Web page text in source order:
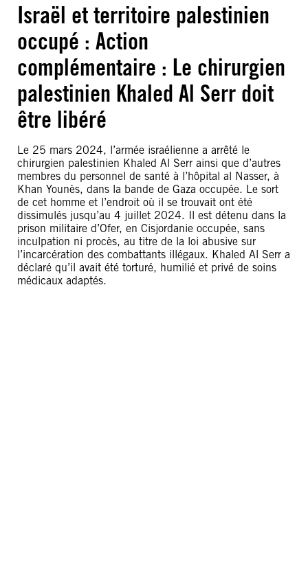
Israël et territoire palestinien
occupé : Action
complémentaire : Le chirurgien
palestinien Khaled Al Serr doit
être libéré
Le 25 mars 2024, l’armée israélienne a arrêté le
chirurgien palestinien Khaled Al Serr ainsi que d’autres
membres du personnel de santé à l’hôpital al Nasser, à
Khan Younès, dans la bande de Gaza occupée. Le sort
de cet homme et l’endroit où il se trouvait ont été
dissimulés jusqu’au 4 juillet 2024. Il est détenu dans la
prison militaire d’Ofer, en Cisjordanie occupée, sans
inculpation ni procès, au titre de la loi abusive sur
l’incarcération des combattants illégaux. Khaled Al Serr a
déclaré qu’il avait été torturé, humilié et privé de soins
médicaux adaptés.